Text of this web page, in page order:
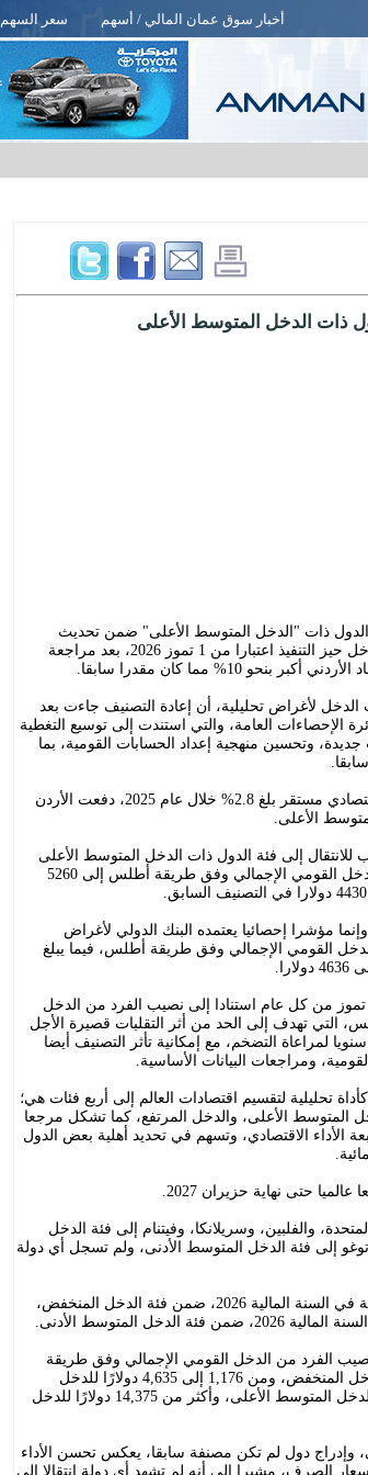
أخبار سوق عمان المالي / أسهم سعر السهم
ذات الدخل المتوسط الأعلى
الدول ذات "الدخل المتوسط الأعلى" ضمن تحديث
تصنيفات دخل البلدان للسنة المالية 2027، الذي دخل حيز التنفيذ اعتبارا من 1 تموز 2026، بعد مراجعة
مما كان مقدرا سابقا.
لأغراض تحليلية، أن إعادة التصنيف جاءت بعد
الإحصاءات العامة، والتي استندت إلى توسيع التغطية
وتحسين منهجية إعداد الحسابات القومية، بما
وأضاف أن المراجعة الإحصائية، إلى جانب نمو اقتصادي مستقر بلغ 2.8% خلال عام 2025، دفعت الأردن
الأعلى.
للانتقال إلى فئة الدول ذات الدخل المتوسط الأعلى
بفارق 624 دولارا، بعدما ارتفع نصيب الفرد من الدخل القومي الإجمالي وفق طريقة أطلس إلى 5260
مؤشرا إحصائيا يعتمده البنك الدولي لأغراض
القومي الإجمالي وفق طريقة أطلس، فيما يبلغ
من كل عام استنادا إلى نصيب الفرد من الدخل
التي تهدف إلى الحد من أثر التقلبات قصيرة الأجل
لمراعاة التضخم، مع إمكانية تأثر التصنيف أيضا
ومراجعات البيانات الأساسية.
تحليلية لتقسيم اقتصادات العالم إلى أربع فئات هي؛
المتوسط الأعلى، والدخل المرتفع، كما تشكل مرجعا
الأداء الاقتصادي، وتسهم في تحديد أهلية بعض الدول
والفلبين، وسريلانكا، وفيتنام إلى فئة الدخل
إلى فئة الدخل المتوسط الأدنى، ولم تسجل أي دولة
كما صنف البنك الدولي إثيوبيا، التي لم تكن مصنفة في السنة المالية 2026، ضمن فئة الدخل المنخفض،
المتوسط الأدنى.
الفرد من الدخل القومي الإجمالي وفق طريقة
أطلس لعام 2025، لتصبح 1,175 دولارًا أو أقل للدخل المنخفض، ومن 1,176 إلى 4,635 دولارًا للدخل
المتوسط الأدنى، ومن 4,636 إلى 14,375 دولارًا للدخل المتوسط الأعلى، وأكثر من 14,375 دولارًا للدخل
وإدراج دول لم تكن مصنفة سابقا، يعكس تحسن الأداء
الصرف، مشيرا إلى أنه لم تشهد أي دولة انتقالا إلى